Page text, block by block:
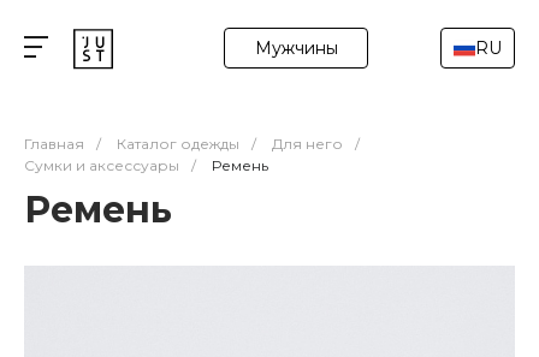
Мужчины RU
Главная / Каталог одежды / Для него
/
Сумки и аксессуары
/ Ремень
Ремень